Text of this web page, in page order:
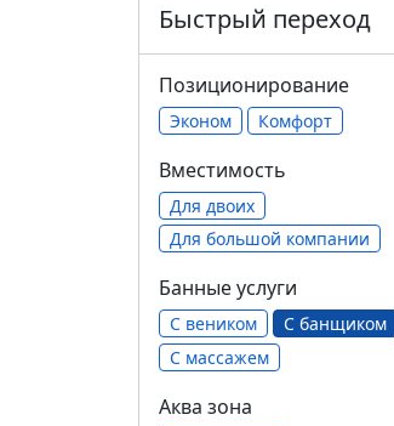
Быстрый переход
Позиционирование
Эконом Комфорт
Вместимость
Для двоих
Для большой компании
Банные услуги
С веником
С банщиком
С массажем
Аква зона